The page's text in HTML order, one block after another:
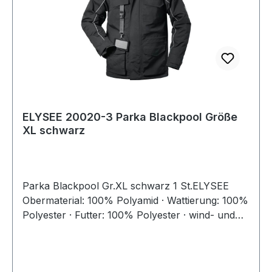
ELYSEE 20020-3 Parka Blackpool Größe
XL schwarz
Parka Blackpool Gr.XL schwarz 1 St.ELYSEE
Obermaterial: 100% Polyamid · Wattierung: 100%
Polyester · Futter: 100% Polyester · wind- und